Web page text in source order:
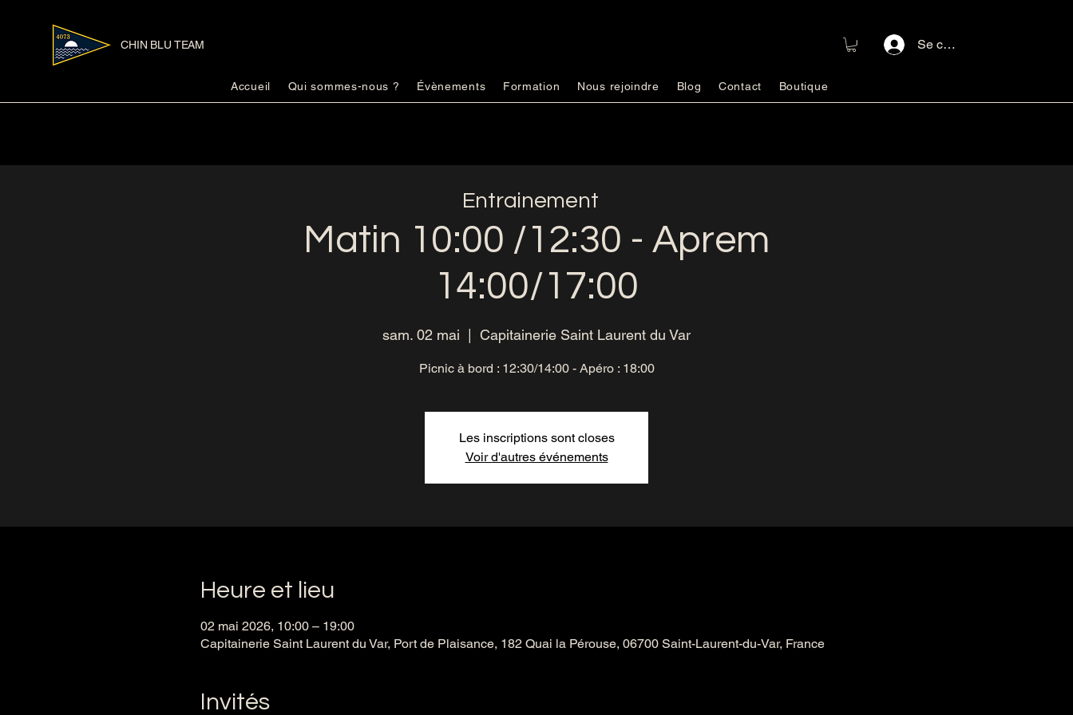
CHIN BLU TEAM Se connecter
Accueil Qui sommes-nous ? Évènements Formation Nous rejoindre Blog Contact Boutique
Matin 10:00 /12:30 - Aprem
14:00/17:00
sam. 02 mai Capitainerie Saint Laurent du Var
Picnic à bord : 12:30/14:00 - Apéro : 18:00
Les inscriptions sont closes
Voir d'autres événements
Heure et lieu
02 mai 2026, 10:00 – 19:00
Capitainerie Saint Laurent du Var, Port de Plaisance, 182 Quai la Pérouse, 06700 Saint-Laurent-du-Var, France
Invités
Entrainement